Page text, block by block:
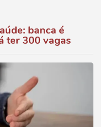
banca é
ter 300 vagas